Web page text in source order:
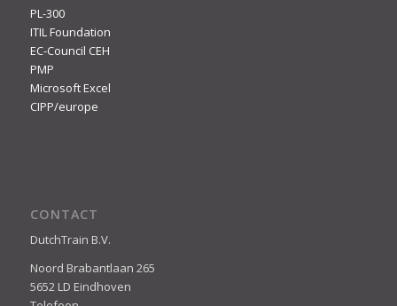
PL-300
ITIL Foundation
EC-Council CEH
PMP
Microsoft Excel
CIPP/europe
CONTACT
DutchTrain B.V.
Noord Brabantlaan 265
5652 LD Eindhoven